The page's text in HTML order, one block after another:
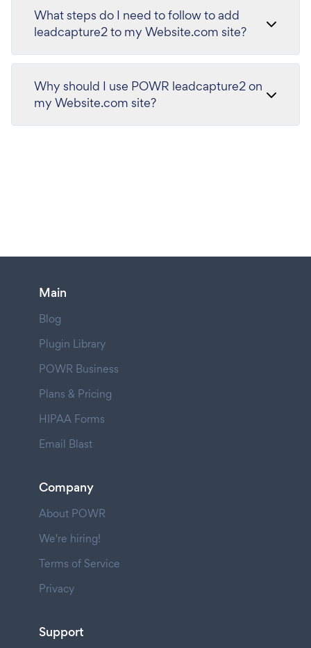
What steps do I need to follow to add
leadcapture2 to my Website.com site?
Why should I use POWR leadcapture2 on
my Website.com site?
Main
Blog
Plugin Library
POWR Business
Plans & Pricing
HIPAA Forms
Email Blast
Company
About POWR
We're hiring!
Terms of Service
Privacy
Support